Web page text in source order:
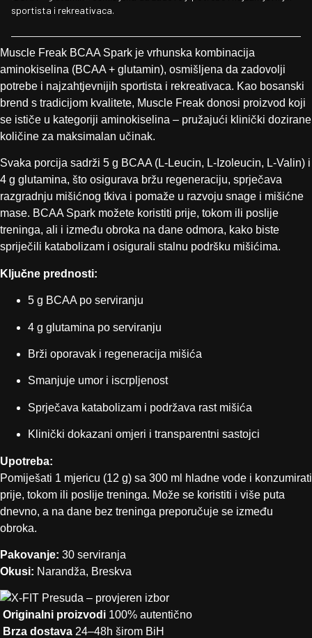
sportista i rekreativaca.
Muscle Freak BCAA Spark je vrhunska kombinacija
aminokiselina (BCAA + glutamin), osmišljena da zadovolji
potrebe i najzahtjevnijih sportista i rekreativaca. Kao bosanski
brend s tradicijom kvalitete, Muscle Freak donosi proizvod koji
se ističe u kategoriji aminokiselina – pružajući klinički dozirane
količine za maksimalan učinak.
Svaka porcija sadrži 5 g BCAA (L-Leucin, L-Izoleucin, L-Valin) i
4 g glutamina, što osigurava bržu regeneraciju, sprječava
razgradnju mišićnog tkiva i pomaže u razvoju snage i mišićne
mase. BCAA Spark možete koristiti prije, tokom ili poslije
treninga, ali i između obroka na dane odmora, kako biste
spriječili katabolizam i osigurali stalnu podršku mišićima.
Ključne prednosti:
5 g BCAA po serviranju
4 g glutamina po serviranju
Brži oporavak i regeneracija mišića
Smanjuje umor i iscrpljenost
Sprječava katabolizam i podržava rast mišića
Klinički dokazani omjeri i transparentni sastojci
Upotreba:
Pomiješati 1 mjericu (12 g) sa 300 ml hladne vode i konzumirati
prije, tokom ili poslije treninga. Može se koristiti i više puta
dnevno, a na dane bez treninga preporučuje se između
obroka.
Pakovanje: 30 serviranja
Okusi: Narandža, Breskva
Originalni proizvodi 100% autentično
Brza dostava 24–48h širom BiH